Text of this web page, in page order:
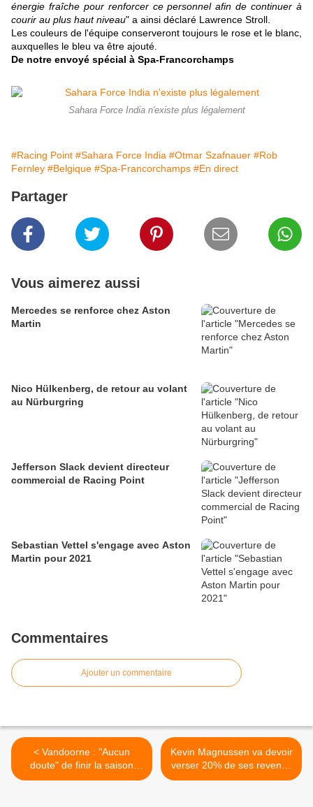
énergie fraîche pour renforcer ce personnel afin de continuer à
courir au plus haut niveau" a ainsi déclaré Lawrence Stroll.
Les couleurs de l'équipe conserveront toujours le rose et le blanc,
auxquelles le bleu va être ajouté.
De notre envoyé spécial à Spa-Francorchamps
Sahara Force India n'existe plus légalement
#Racing Point #Sahara Force India #Otmar Szafnauer #Rob
Fernley #Belgique #Spa-Francorchamps #En direct
Partager
Vous aimerez aussi
Mercedes se renforce chez Aston
Martin
Nico Hülkenberg, de retour au volant
au Nürburgring
Jefferson Slack devient directeur
commercial de Racing Point
Sebastian Vettel s'engage avec Aston
Martin pour 2021
Commentaires
Ajouter un commentaire
< Vandoorne : "Aucun
doute" de finir la saison
avec McLaren
Kevin Magnussen va devoir
verser 20% de ses revenus
à son ancien agent >